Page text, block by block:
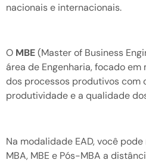
nacionais e internacionais.
O MBE(Master of Business
área de Engenharia, focado
dos processos produtivos com
produtividade e a qualidade
Na modalidade EAD, você
MBA, MBE e Pós-MBA a